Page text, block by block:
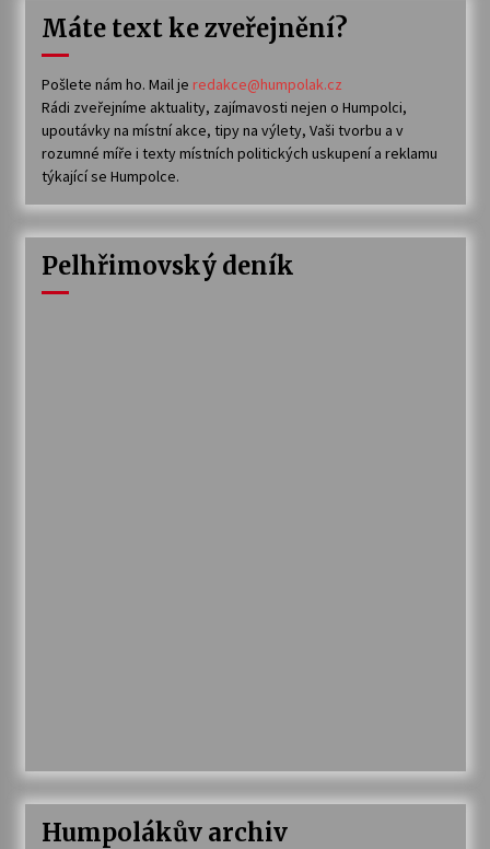
Máte text ke zveřejnění?
Pošlete nám ho. Mail je redakce@humpolak.cz
Rádi zveřejníme aktuality, zajímavosti nejen o Humpolci,
upoutávky na místní akce, tipy na výlety, Vaši tvorbu a v
rozumné míře i texty místních politických uskupení a reklamu
týkající se Humpolce.
Pelhřimovský deník
Humpolákův archiv